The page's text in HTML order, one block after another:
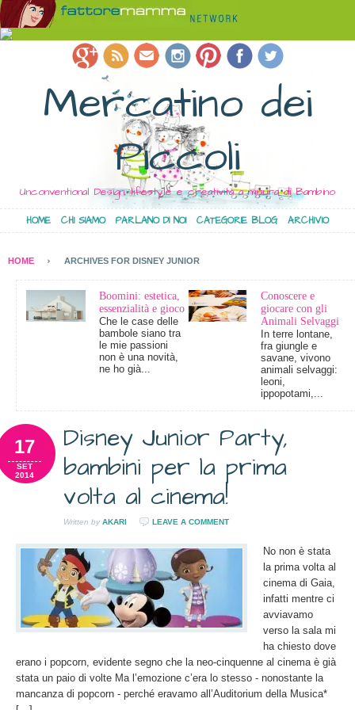
Mercatino dei
Piccoli
Unconventional Design, lifestyle e creatività a misura di Bambino
HOME CHI SIAMO PARLANO DI NOI CATEGORIE BLOG ARCHIVIO
HOME ARCHIVES FOR DISNEY JUNIOR
Boomini: estetica,
essenzialità e gioco
Che le case delle
bambole siano tra
le mie passioni
non è una novità,
ne ho già...
Conoscere e
giocare con gli
Animali Selvaggi
In terre lontane,
fra giungle e
savane, vivono
animali selvaggi:
leoni,
ippopotami,...
Disney Junior Party,
bambini per la prima
volta al cinema!
17
SET
2014
Written by AKARI LEAVE A COMMENT
No non è stata
la prima volta al
cinema di Gaia,
infatti mentre ci
avviavamo
verso la sala mi
ha chiesto dove
erano i popcorn, evidente segno che la neo-cinquenne al cinema è già
stata un paio di volte Ma l’emozione c’era lo stesso - nonostante la
mancanza di popcorn - perché eravamo all’Auditorium della Musica*